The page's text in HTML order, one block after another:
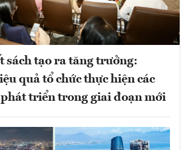
sách tạo ra tăng trưởng:
quả tổ chức thực hiện các
triển trong giai đoạn mới